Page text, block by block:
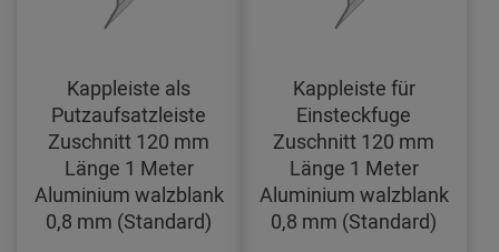
Kappleiste als
Putzaufsatzleiste
Zuschnitt 120 mm
Länge 1 Meter
Aluminium walzblank
0,8 mm (Standard)
Kappleiste für
Einsteckfuge
Zuschnitt 120 mm
Länge 1 Meter
Aluminium walzblank
0,8 mm (Standard)